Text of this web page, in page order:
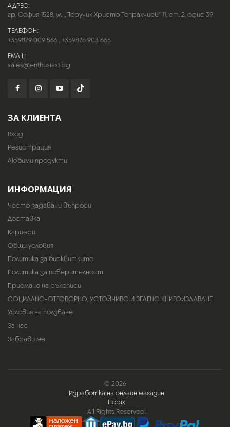
АДРЕС:
гр. София 1528, ул. „Поручик Христо Топракчиев“ 11, ет. 2, офис 39
ТЕЛЕФОН:
+359879 009 566,+359878 903 665
EMAIL:
sales@enthusiast.bg
ЗА КЛИЕНТА
Вход
Регистрация
Любими продукти
ИНФОРМАЦИЯ
Често задавани въпроси
Доставка
Кариери
Общи условия
Политика за бисквитките
Политика за поверителност
Приемане на ръкописи
СОЦИАЛНО-ОТГОВОРНО, УСТОЙЧИВО И ЗЕЛЕНО КНИГОИЗДАВАНЕ
Условия на ползване
За нас
Забрави ме
© 2026
Изработка на онлайн магазин
Hopix
. All Rights Reserved.